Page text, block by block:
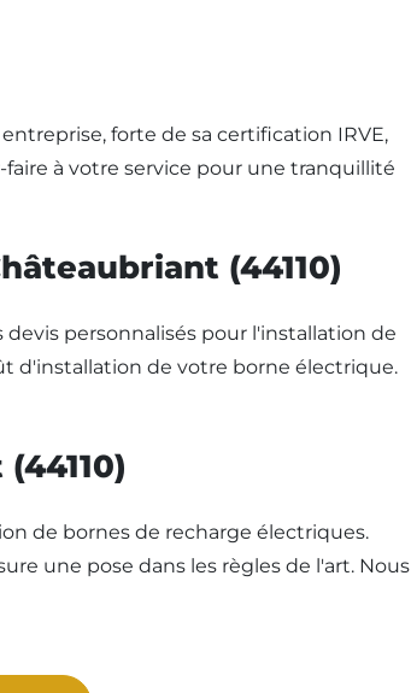
forte de sa certification IRVE,
à votre service pour une tranquillité
(44110)
personnalisés pour l'installation de
d'installation de votre borne électrique.
de bornes de recharge électriques.
une pose dans les règles de l'art. Nous